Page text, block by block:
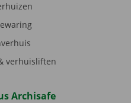
verhuisliften
Archisafe